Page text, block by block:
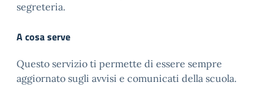
segreteria.
A cosa serve
Questo servizio ti permette di essere sempre
aggiornato sugli avvisi e comunicati della scuola.